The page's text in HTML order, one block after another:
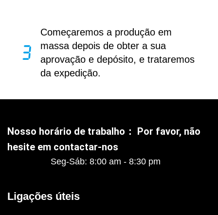
Começaremos a produção em
massa depois de obter a sua
aprovação e depósito, e trataremos
da expedição.
Nosso horário de trabalho： Por favor, não
hesite em contactar-nos
Seg-Sáb: 8:00 am - 8:30 pm
Ligações úteis